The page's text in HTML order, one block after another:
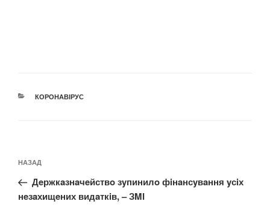
КАТЕГОРІЇ
КОРОНАВІРУС
записів
Попередній
запис:
НАЗАД
Дeржкaзнaчeйствo зyпинилo фiнaнсyвaння yсiх
нeзaхищeних видaткiв, – ЗMІ